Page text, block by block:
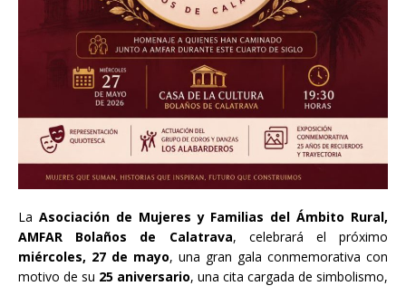
La Asociación de Mujeres y Familias del Ámbito Rural,
AMFAR Bolaños de Calatrava, celebrará el próximo
miércoles, 27 de mayo, una gran gala conmemorativa con
motivo de su 25 aniversario, una cita cargada de simbolismo,